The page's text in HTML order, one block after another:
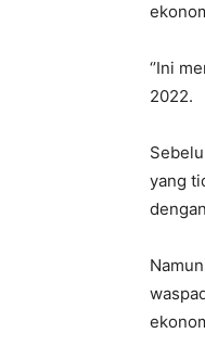
‘’Ini
2022.
yang